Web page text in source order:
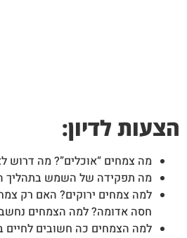
הצעות לדיון:
מה צמחים “אוכלים”? מה דרוש
מה תפקידה של השמש בתהליך
למה צמחים ירוקים? האם רק
חסה אדומה? למה הצמחים
למה הצמחים כה חשובים לחיים